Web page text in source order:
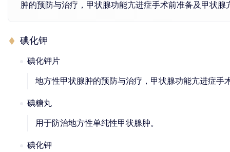
肿的预防与治疗，甲状腺功能亢进症手术前准备及甲状腺
碘化钾
碘化钾片
地方性甲状腺肿的预防与治疗，甲状腺功能亢进症手
碘糖丸
用于防治地方性单纯性甲状腺肿。
碘化钾